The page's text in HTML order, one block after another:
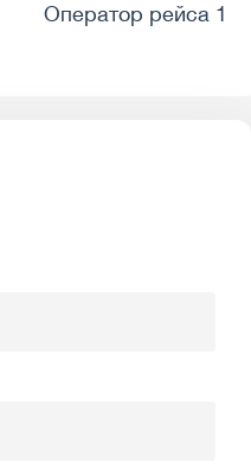
Оператор рейса 1